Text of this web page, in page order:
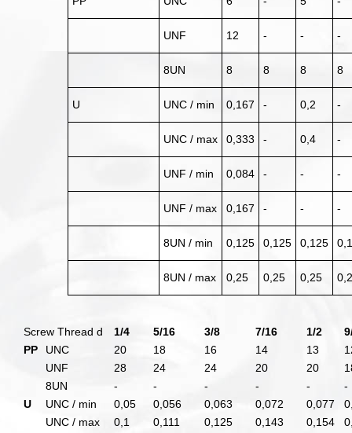
UNF 12 - - -
8UN 8 8 8 8
U UNC / min 0,167 - 0,2 -
UNC / max 0,333 - 0,4 -
UNF / min 0,084 - - -
UNF / max 0,167 - - -
8UN / min 0,125 0,125 0,125
8UN / max 0,25 0,25 0,25
Screw Thread d 1/4 5/16 3/8 7/16 1/2
PP
UNC 20 18 16 14 13
UNF
28 24 24 20 20
8UN
- - - - -
-
U
UNC / min 0,05 0,056 0,063 0,072 0,077
UNC / max
0,1 0,111 0,125 0,143 0,154